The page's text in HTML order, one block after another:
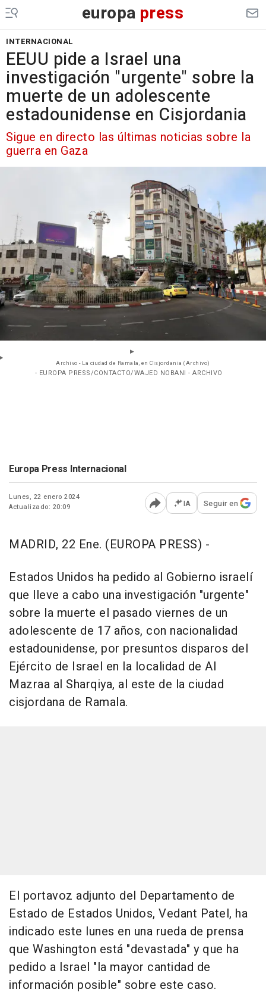
europa press
INTERNACIONAL
EEUU pide a Israel una
investigación "urgente" sobre la
muerte de un adolescente
estadounidense en Cisjordania
Sigue en directo las últimas noticias sobre la
guerra en Gaza
Archivo - La ciudad de Ramala, en Cisjordania (Archivo)
- EUROPA PRESS/CONTACTO/WAJED NOBANI - ARCHIVO
Europa Press Internacional
Lunes, 22 enero 2024
Actualizado: 20:09
Abrir opciones para
IA Seguir en
MADRID, 22 Ene. (EUROPA PRESS) -
Estados Unidos ha pedido al Gobierno israelí
que lleve a cabo una investigación "urgente"
sobre la muerte el pasado viernes de un
adolescente de 17 años, con nacionalidad
estadounidense, por presuntos disparos del
Ejército de Israel en la localidad de Al
Mazraa al Sharqiya, al este de la ciudad
cisjordana de Ramala.
El portavoz adjunto del Departamento de
Estado de Estados Unidos, Vedant Patel, ha
indicado este lunes en una rueda de prensa
que Washington está "devastada" y que ha
pedido a Israel "la mayor cantidad de
información posible" sobre este caso.